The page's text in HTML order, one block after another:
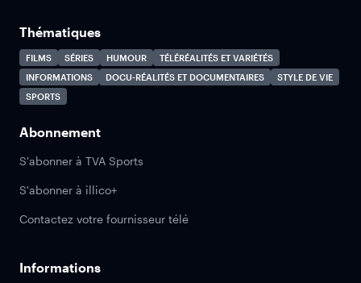
Thématiques
FILMS SÉRIES HUMOUR
TÉLÉRÉALITÉS ET VARIÉTÉS
INFORMATIONS
DOCU-RÉALITÉS ET DOCUMENTAIRES
STYLE DE VIE
SPORTS
Abonnement
S'abonner à TVA Sports
S'abonner à illico+
Contactez votre fournisseur télé
Informations